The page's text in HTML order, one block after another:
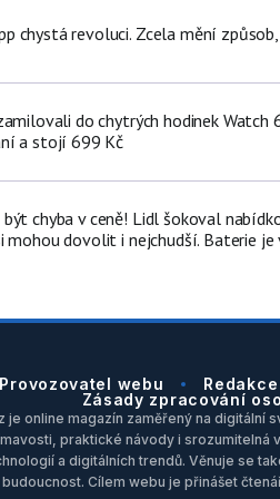
chystá revoluci. Zcela mění
do chytrých hodinek Watch
a stojí 699 Kč
být chyba v ceně! Lidl šokoval
mohou dovolit i nejchudší. Baterie je
Provozovatel webu Redakce
Zásady zpracování
je online magazín zaměřený na
praktické návody i
a digitálních trendů. Věnuje se
Cílem webu je přinášet